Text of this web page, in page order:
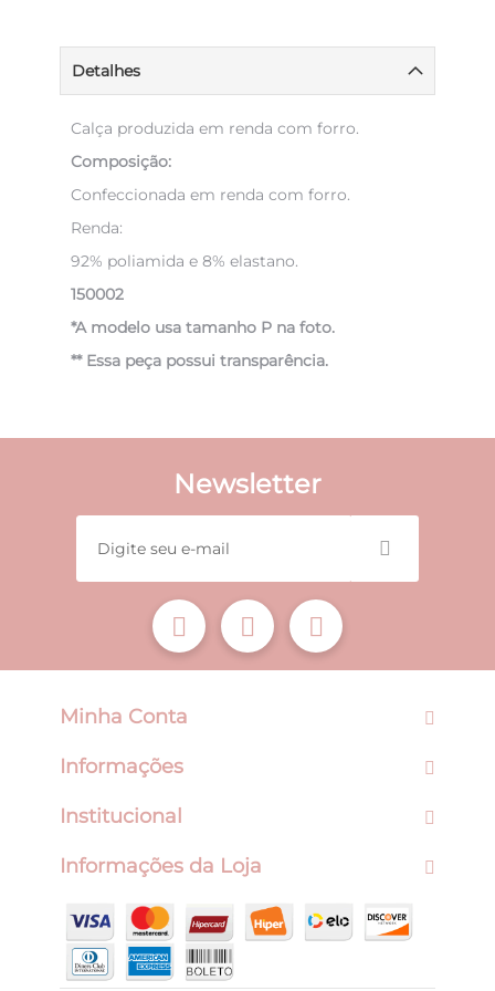
Detalhes
Calça produzida em renda com forro.
Composição:
Confeccionada em renda com forro.
Renda:
92% poliamida e 8% elastano.
150002
*A modelo usa tamanho P na foto.
** Essa peça possui transparência.
Newsletter
Minha Conta
Informações
Institucional
Informações da Loja